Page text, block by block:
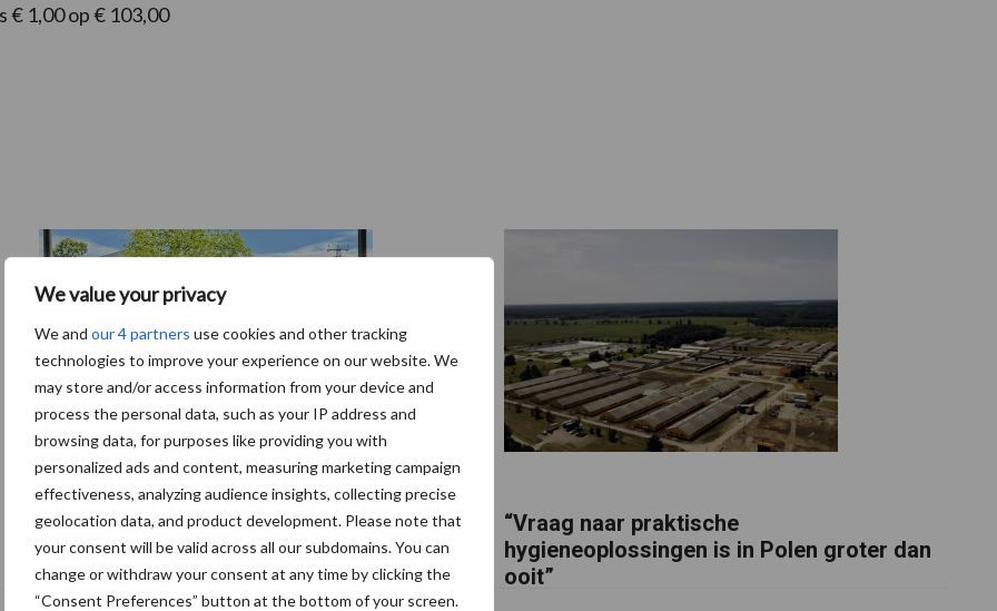
We value your privacy
We and our 4 partners use cookies and other tracking
technologies to improve your experience on our website. We
may store and/or access information from your device and
process the personal data, such as your IP address and
browsing data, for purposes like providing you with
personalized ads and content, measuring marketing campaign
effectiveness, analyzing audience insights, collecting precise
geolocation data, and product development. Please note that
your consent will be valid across all our subdomains. You can
change or withdraw your consent at any time by clicking the
“Consent Preferences” button at the bottom of your screen.
€ 1,00 op € 103,00
Tien praktische tips voor een langere
levensduur
“Vraag naar praktische
hygieneoplossingen is in Polen groter dan
ooit”